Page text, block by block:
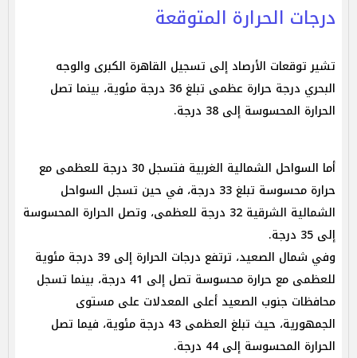
درجات الحرارة المتوقعة
تشير توقعات الأرصاد إلى تسجيل القاهرة الكبرى والوجه
البحري درجة حرارة عظمى تبلغ 36 درجة مئوية، بينما تصل
الحرارة المحسوسة إلى 38 درجة.
أما السواحل الشمالية الغربية فتسجل 30 درجة للعظمى مع
حرارة محسوسة تبلغ 33 درجة، في حين تسجل السواحل
الشمالية الشرقية 32 درجة للعظمى، وتصل الحرارة المحسوسة
إلى 35 درجة.
وفي شمال الصعيد، ترتفع درجات الحرارة إلى 39 درجة مئوية
للعظمى مع حرارة محسوسة تصل إلى 41 درجة، بينما تسجل
محافظات جنوب الصعيد أعلى المعدلات على مستوى
الجمهورية، حيث تبلغ العظمى 43 درجة مئوية، فيما تصل
الحرارة المحسوسة إلى 44 درجة.